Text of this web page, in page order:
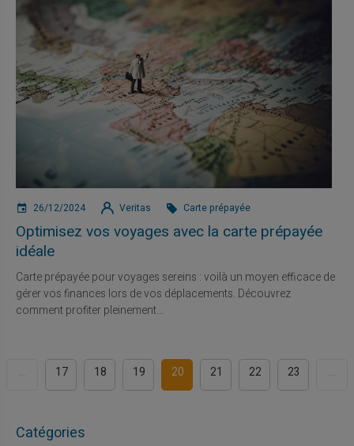
26/12/2024 Veritas Carte prépayée
Optimisez vos voyages avec la carte prépayée
idéale
Carte prépayée pour voyages sereins : voilà un moyen efficace de
gérer vos finances lors de vos déplacements. Découvrez
comment profiter pleinement...
... 17 18 19 20 21 22 23 ...
Catégories